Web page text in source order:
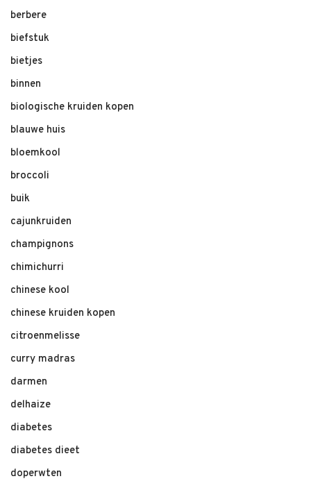
berbere
biefstuk
bietjes
binnen
biologische kruiden kopen
blauwe huis
bloemkool
broccoli
buik
cajunkruiden
champignons
chimichurri
chinese kool
chinese kruiden kopen
citroenmelisse
curry madras
darmen
delhaize
diabetes
diabetes dieet
doperwten